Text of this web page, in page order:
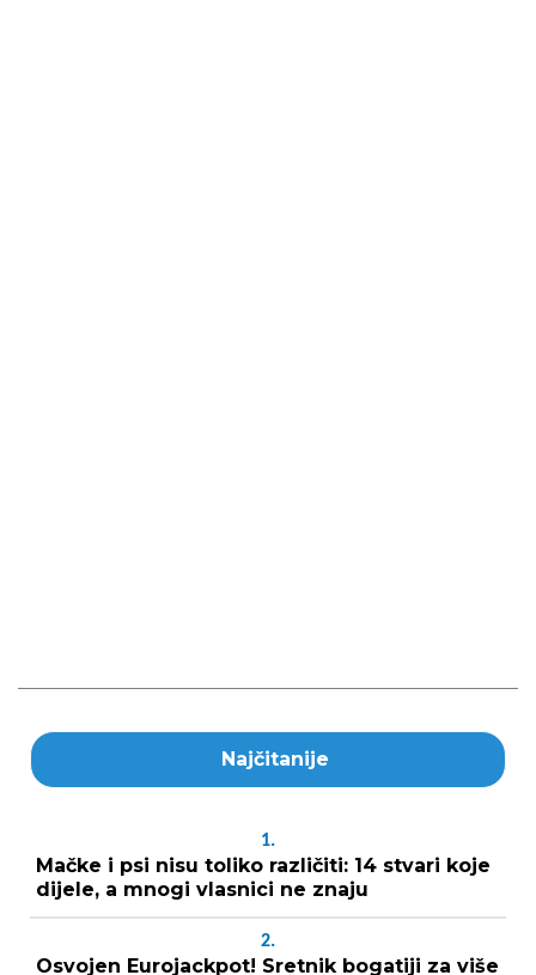
Najčitanije
1.
Mačke i psi nisu toliko različiti: 14 stvari koje
dijele, a mnogi vlasnici ne znaju
2.
Osvojen Eurojackpot! Sretnik bogatiji za više